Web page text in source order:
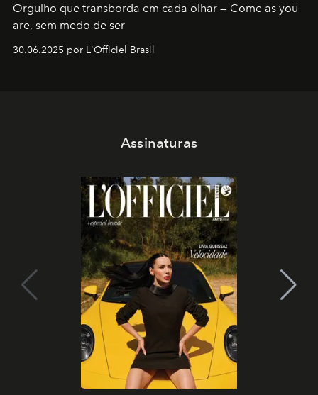
Orgulho que transborda em cada olhar — Come as you
are, sem medo de ser
30.06.2025 por L'Officiel Brasil
Assinaturas